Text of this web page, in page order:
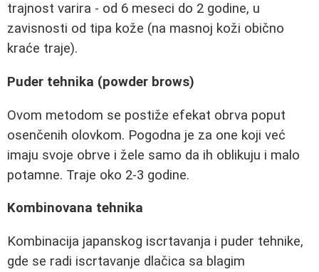
trajnost varira - od 6 meseci do 2 godine, u
zavisnosti od tipa kože (na masnoj koži obično
kraće traje).
Puder tehnika (powder brows)
Ovom metodom se postiže efekat obrva poput
osenčenih olovkom. Pogodna je za one koji već
imaju svoje obrve i žele samo da ih oblikuju i malo
potamne. Traje oko 2-3 godine.
Kombinovana tehnika
Kombinacija japanskog iscrtavanja i puder tehnike,
gde se radi iscrtavanje dlačica sa blagim